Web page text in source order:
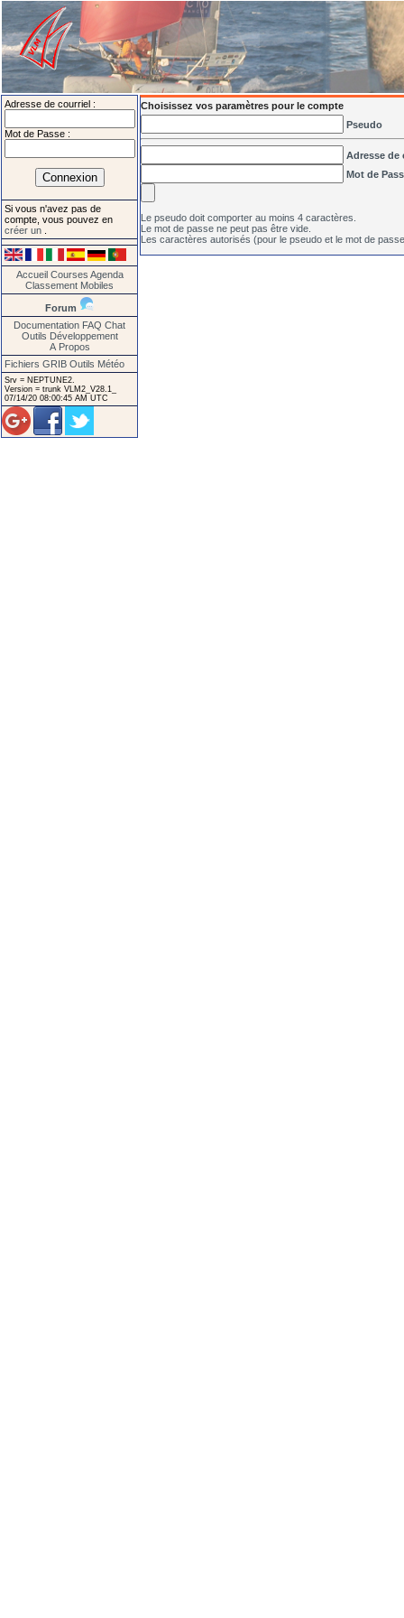
Adresse de courriel :
Mot de Passe :
Si vous n'avez pas de
compte, vous pouvez en
créer un
Accueil Courses Agenda
Classement Mobiles
Forum
Documentation FAQ Chat
Outils Développement
A Propos
Fichiers GRIB Outils Météo
Srv = NEPTUNE2.
Version = trunk VLM2_V28.1_
07/14/20 08:00:45 AM UTC
Choisissez vos paramètres pour le compte
Pseudo
Adresse de
Mot de
Le pseudo doit comporter au moins 4 caractères.
Le mot de passe ne peut pas être vide.
Les caractères autorisés (pour le pseudo et le mot de